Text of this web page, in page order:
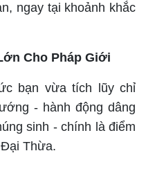
ngay tại khoảnh khắc
Cho Pháp Giới
bạn vừa tích lũy chỉ
- hành động dâng
sinh - chính là điểm
Thừa.